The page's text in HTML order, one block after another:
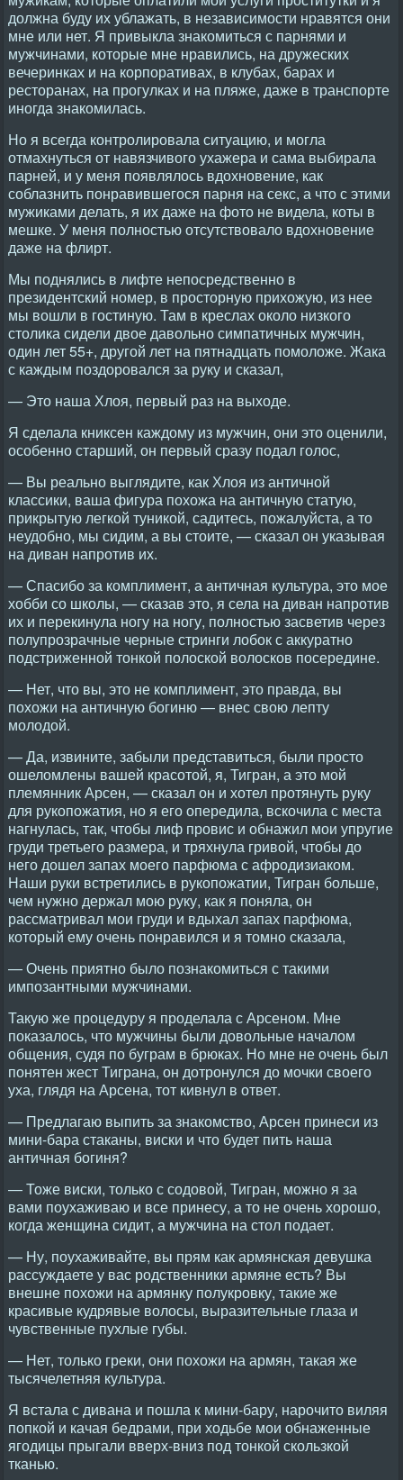
должна буду их ублажать, в независимости нравятся они
мне или нет. Я привыкла знакомиться с парнями и
мужчинами, которые мне нравились, на дружеских
вечеринках и на корпоративах, в клубах, барах и
ресторанах, на прогулках и на пляже, даже в транспорте
иногда знакомилась.
Но я всегда контролировала ситуацию, и могла
отмахнуться от навязчивого ухажера и сама выбирала
парней, и у меня появлялось вдохновение, как
соблазнить понравившегося парня на секс, а что с этими
мужиками делать, я их даже на фото не видела, коты в
мешке. У меня полностью отсутствовало вдохновение
даже на флирт.
Мы поднялись в лифте непосредственно в
президентский номер, в просторную прихожую, из нее
мы вошли в гостиную. Там в креслах около низкого
столика сидели двое давольно симпатичных мужчин,
один лет 55+, другой лет на пятнадцать помоложе. Жака
с каждым поздоровался за руку и сказал,
— Это наша Хлоя, первый раз на выходе.
Я сделала книксен каждому из мужчин, они это оценили,
особенно старший, он первый сразу подал голос,
— Вы реально выглядите, как Хлоя из античной
классики, ваша фигура похожа на античную статую,
прикрытую легкой туникой, садитесь, пожалуйста, а то
неудобно, мы сидим, а вы стоите, — сказал он указывая
на диван напротив их.
— Спасибо за комплимент, а античная культура, это мое
хобби со школы, — сказав это, я села на диван напротив
их и перекинула ногу на ногу, полностью засветив через
полупрозрачные черные стринги лобок с аккуратно
подстриженной тонкой полоской волосков посередине.
— Нет, что вы, это не комплимент, это правда, вы
похожи на античную богиню — внес свою лепту
молодой.
— Да, извините, забыли представиться, были просто
ошеломлены вашей красотой, я, Тигран, а это мой
племянник Арсен, — сказал он и хотел протянуть руку
для рукопожатия, но я его опередила, вскочила с места
нагнулась, так, чтобы лиф провис и обнажил мои упругие
груди третьего размера, и тряхнула гривой, чтобы до
него дошел запах моего парфюма с афродизиаком.
Наши руки встретились в рукопожатии, Тигран больше,
чем нужно держал мою руку, как я поняла, он
рассматривал мои груди и вдыхал запах парфюма,
который ему очень понравился и я томно сказала,
— Очень приятно было познакомиться с такими
импозантными мужчинами.
Такую же процедуру я проделала с Арсеном. Мне
показалось, что мужчины были довольные началом
общения, судя по буграм в брюках. Но мне не очень был
понятен жест Тиграна, он дотронулся до мочки своего
уха, глядя на Арсена, тот кивнул в ответ.
— Предлагаю выпить за знакомство, Арсен принеси из
мини-бара стаканы, виски и что будет пить наша
античная богиня?
— Тоже виски, только с содовой, Тигран, можно я за
вами поухаживаю и все принесу, а то не очень хорошо,
когда женщина сидит, а мужчина на стол подает.
— Ну, поухаживайте, вы прям как армянская девушка
рассуждаете у вас родственники армяне есть? Вы
внешне похожи на армянку полукровку, такие же
красивые кудрявые волосы, выразительные глаза и
чувственные пухлые губы.
— Нет, только греки, они похожи на армян, такая же
тысячелетняя культура.
Я встала с дивана и пошла к мини-бару, нарочито виляя
попкой и качая бедрами, при ходьбе мои обнаженные
ягодицы прыгали вверх-вниз под тонкой скользкой
тканью.